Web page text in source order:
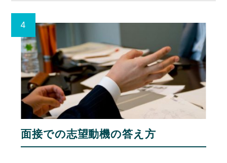
面接での志望動機の答え方